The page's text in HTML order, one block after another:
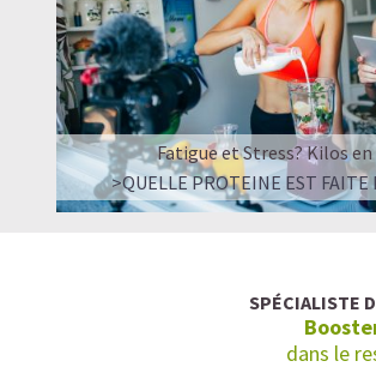
Fatigue et Stress? Kilos
>QUELLE PROTEINE EST FAITE
SPÉCIALISTE
dans le